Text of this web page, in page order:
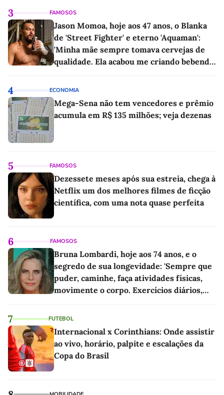
3 FAMOSOS
Jason Momoa, hoje aos 47 anos, o Blanka
de 'Street Fighter' e eterno 'Aquaman':
'Minha mãe sempre tomava cervejas de
qualidade. Ela acabou me criando bebendo
4 ECONOMIA
Mega-Sena não tem vencedores e prêmio
acumula em R$ 135 milhões; veja dezenas
5 FAMOSOS
Dezessete meses após sua estreia, chega à
Netflix um dos melhores filmes de ficção
científica, com uma nota quase perfeita
6 FAMOSOS
Bruna Lombardi, hoje aos 74 anos, e o
segredo de sua longevidade: 'Sempre que
puder, caminhe, faça atividades físicas,
movimente o corpo. Exercícios diários,
7 FUTEBOL
Internacional x Corinthians: Onde assistir
ao vivo, horário, palpite e escalações da
Copa do Brasil